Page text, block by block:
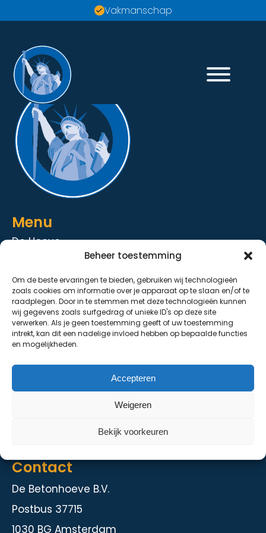
Beheer toestemming
Om de beste ervaringen te bieden, gebruiken wij technologieën
zoals cookies om informatie over je apparaat op te slaan en/of te
raadplegen. Door in te stemmen met deze technologieën kunnen
wij gegevens zoals surfgedrag of unieke ID's op deze site
verwerken. Als je geen toestemming geeft of uw toestemming
intrekt, kan dit een nadelige invloed hebben op bepaalde functies
en mogelijkheden.
Accepteren
Weigeren
Bekijk voorkeuren
Vakmanschap
Menu
De Hoeve
De Strandhoeve
De Grondhoeve
Over ons
Contact
Diensten
Kelder en staalbouw
Herstelmethodieken
Contact
De Betonhoeve B.V.
Postbus 37715
1030 BG Amsterdam